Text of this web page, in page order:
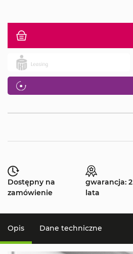
Dostępny na
zamówienie
gwarancja: 2
lata
Opis Dane techniczne